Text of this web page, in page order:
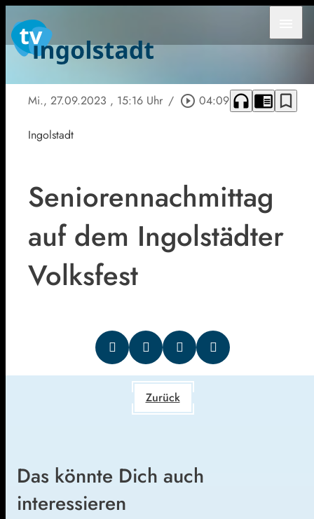
Mi., 27.09.2023 , 15:16 Uhr / play_circle_outline 04:09 headphones chrome_reader_mode bookmark_border
Ingolstadt
Seniorennachmittag
auf dem Ingolstädter
Volksfest
Zurück
Das könnte Dich auch
interessieren